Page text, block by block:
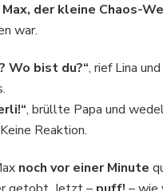
Max, der kleine Chaos-
war.
Wo bist du?“, rief Lina
, brüllte Papa und
Reaktion.
noch vor einer Minute